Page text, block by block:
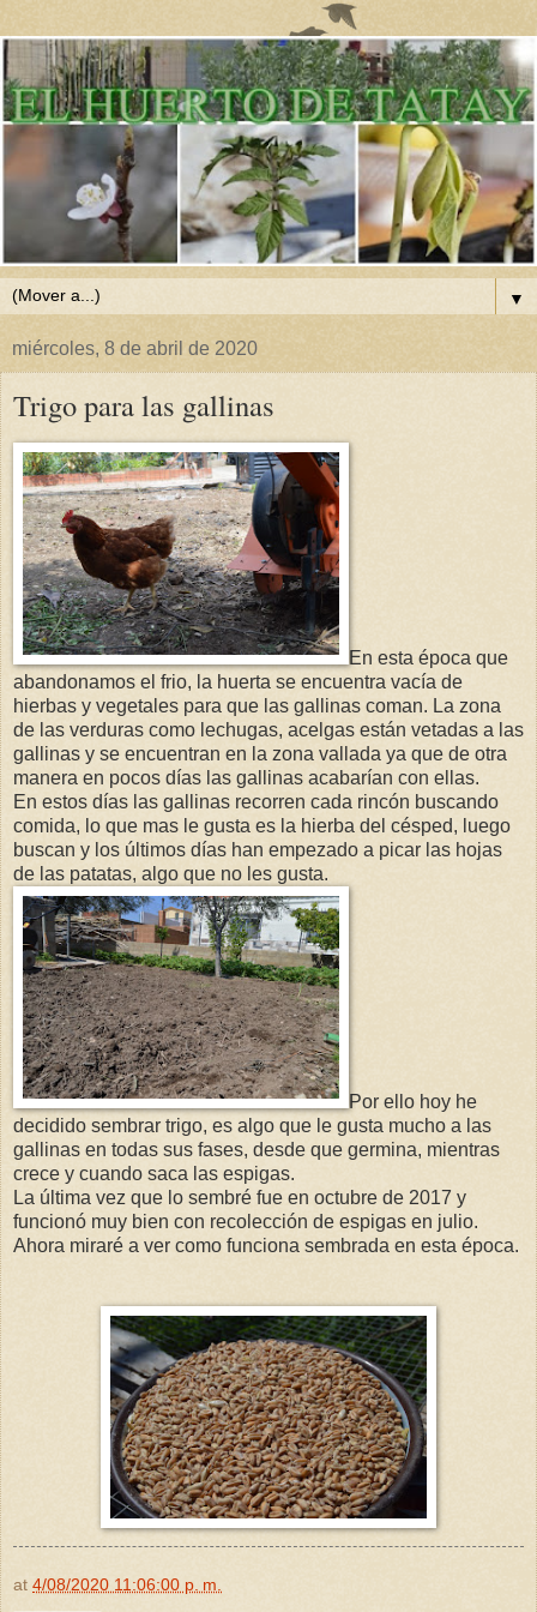
▼
miércoles, 8 de abril de 2020
Trigo para las gallinas
En esta época que
abandonamos el frio, la huerta se encuentra vacía de
hierbas y vegetales para que las gallinas coman. La zona
de las verduras como lechugas, acelgas están vetadas a las
gallinas y se encuentran en la zona vallada ya que de otra
manera en pocos días las gallinas acabarían con ellas.
En estos días las gallinas recorren cada rincón buscando
comida, lo que mas le gusta es la hierba del césped, luego
buscan y los últimos días han empezado a picar las hojas
de las patatas, algo que no les gusta.
Por ello hoy he
decidido sembrar trigo, es algo que le gusta mucho a las
gallinas en todas sus fases, desde que germina, mientras
crece y cuando saca las espigas.
La última vez que lo sembré fue en octubre de 2017 y
funcionó muy bien con recolección de espigas en julio.
Ahora miraré a ver como funciona sembrada en esta época.
at 4/08/2020 11:06:00 p. m.